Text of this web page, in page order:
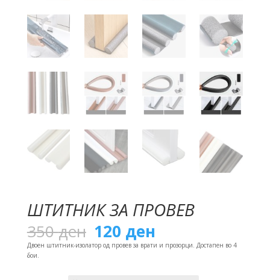
ШТИТНИК ЗА ПРОВЕВ
350ден Original
price
was:
120 денprice
is:
Двоен штитник-изолатор од провев за врати и прозорци. Достапен во 4
бои.